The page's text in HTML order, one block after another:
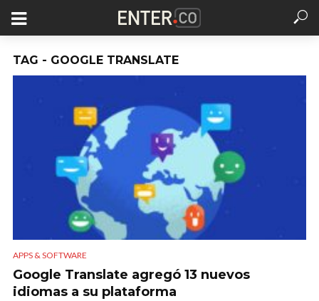
TAG - GOOGLE TRANSLATE
APPS & SOFTWARE
Google Translate agregó 13 nuevos
idiomas a su plataforma